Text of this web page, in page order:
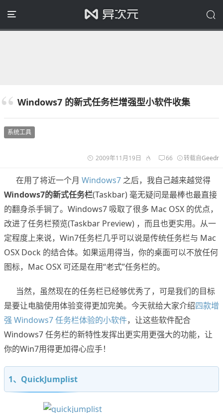
Windows7 的新式任务栏增强型小软件收集
系统工具
2009年11月19日 66 转载自Geedr
在用了将近一个月 Windows7 之后，我自己越来越觉得
Windows7的新式任务栏(Taskbar) 毫无疑问是最棒也最直接
的翻身杀手锏了。Windows7 吸取了很多 Mac OSX 的优点，
改进了任务栏预览(Taskbar Preview) ，而且也更实用。从一
定程度上来说，Win7任务栏几乎可以说是传统任务栏与 Mac
OSX Dock 的结合体。如果运用得当，你的桌面可以不放任何
图标，Mac OSX 可还是在用“老式”任务栏的。
当然，虽然现在的任务栏已经够优秀了，可是我们的目标
是要让电脑使用体验变得更加完美。今天就给大家介绍四款增
强 Windows7 任务栏体验的小软件，让这些软件配合
Windows7 任务栏的新特性发挥出更实用更强大的功能，让
你的Win7用得更加得心应手！
1、QuickJumplist